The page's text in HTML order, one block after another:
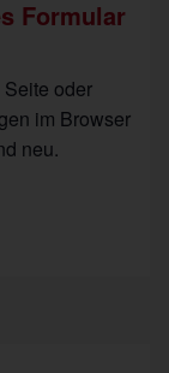
Formular
oder
im Browser
neu.